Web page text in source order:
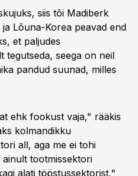
siis tõi Madiberk
Lõuna-Korea peavad end
et paljudes
tegutseda, seega on neil
pandud suunad, milles
ehk fookust vaja," rääkis
kolmandikku
all, aga me ei tohi
tootmissektori
alati tööstussektorist,"